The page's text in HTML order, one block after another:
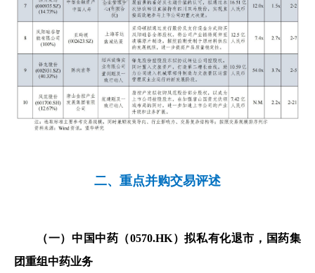
二、重点并购交易评述
（一）中国中药（0570.HK）拟私有化退市，国药集
团重组中药业务